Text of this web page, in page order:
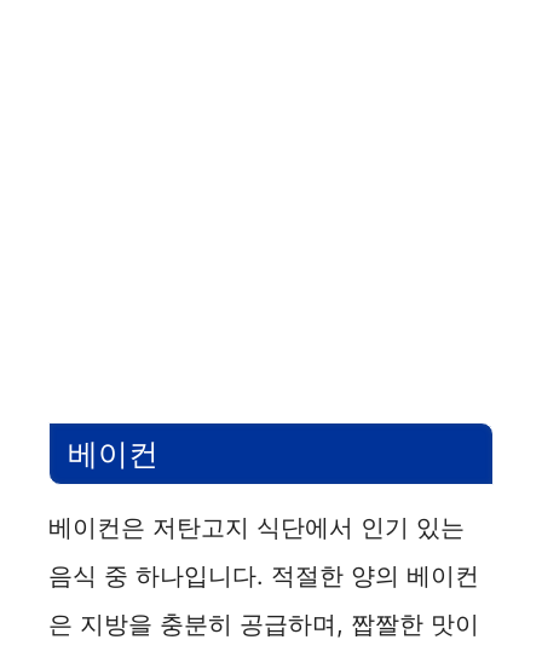
베이컨
베이컨은 저탄고지 식단에서 인기 있는
음식 중 하나입니다. 적절한 양의 베이컨
은 지방을 충분히 공급하며, 짭짤한 맛이